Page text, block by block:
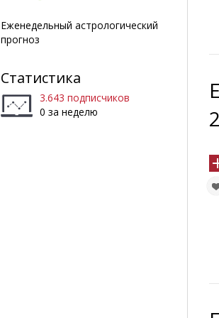
Еженедельный астрологический
прогноз
Статистика
3.643 подписчиков
0 за неделю